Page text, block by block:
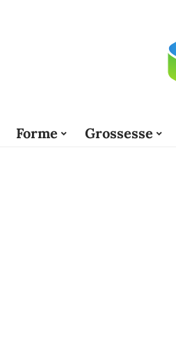
Forme Grossesse